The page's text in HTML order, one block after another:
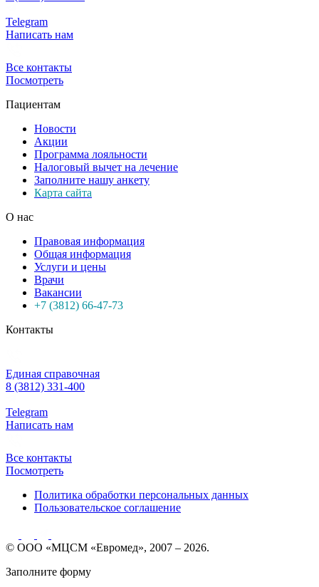
Telegram
Написать нам
Все контакты
Посмотреть
Пациентам
Новости
Акции
Программа лояльности
Налоговый вычет на лечение
Заполните нашу анкету
Карта сайта
О нас
Правовая информация
Общая информация
Услуги и цены
Врачи
Вакансии
+7 (3812) 66-47-73
Контакты
Единая справочная
8 (3812) 331-400
Telegram
Написать нам
Все контакты
Посмотреть
Политика обработки персональных данных
Пользовательское соглашение
© ООО «МЦСМ «Евромед», 2007 – 2026.
Заполните форму